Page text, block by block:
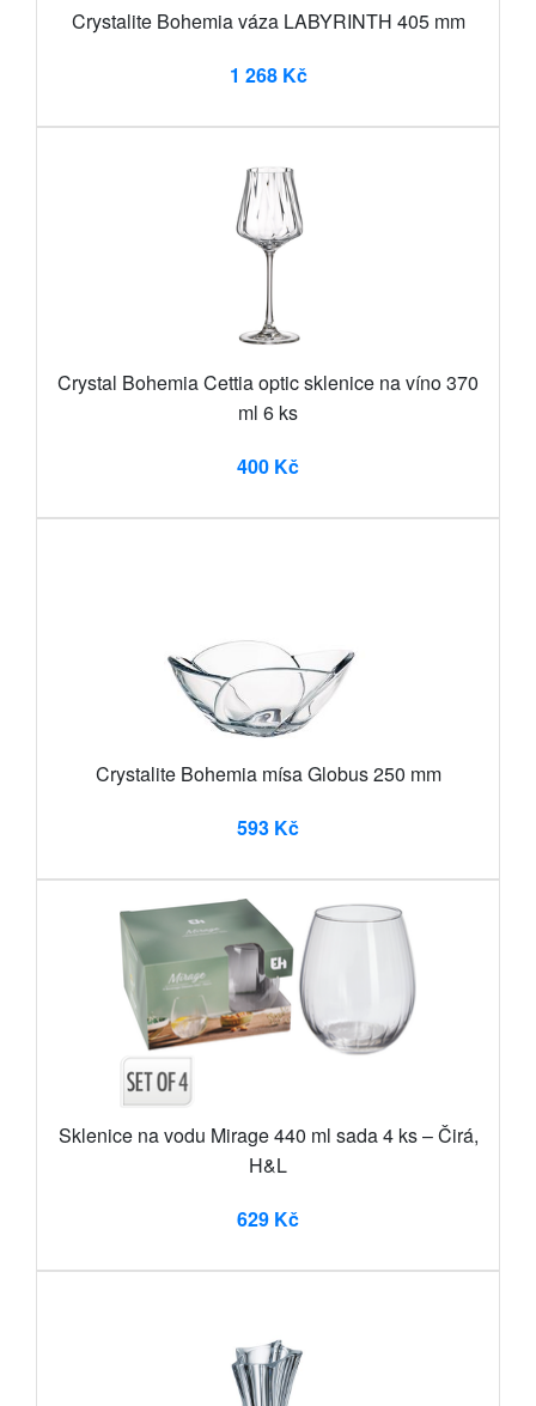
Crystalite Bohemia váza LABYRINTH 405 mm
1 268 Kč
Crystal Bohemia Cettia optic sklenice na víno 370
ml 6 ks
400 Kč
Crystalite Bohemia mísa Globus 250 mm
593 Kč
Sklenice na vodu Mirage 440 ml sada 4 ks – Čirá,
H&L
629 Kč